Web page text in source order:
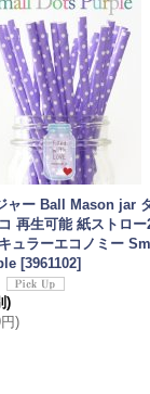
ャー Ball Mason jar
再生可能 紙ストロー
ュラーエコノミー
[3961102]
)
)